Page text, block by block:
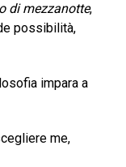
di mezzanotte,
possibilità,
impara a
me,